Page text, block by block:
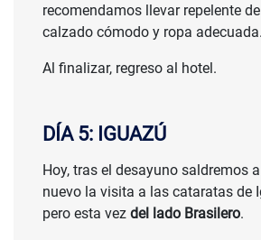
recomendamos llevar repelente
calzado cómodo y ropa adecuada.
Al finalizar, regreso al hotel.
DÍA 5: IGUAZÚ
Hoy, tras el desayuno saldremos
nuevo la visita a las cataratas de
pero esta vez del lado Brasilero.